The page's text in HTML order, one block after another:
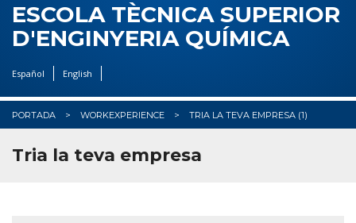
BÚSTIA
ESCOLA TÈCNICA SUPERIOR
D'ENGINYERIA QUÍMICA
Español English
PORTADA WORKEXPERIENCE TRIA LA TEVA EMPRESA (1)
Tria la teva empresa